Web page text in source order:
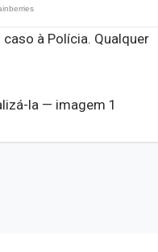
à Polícia. Qualquer